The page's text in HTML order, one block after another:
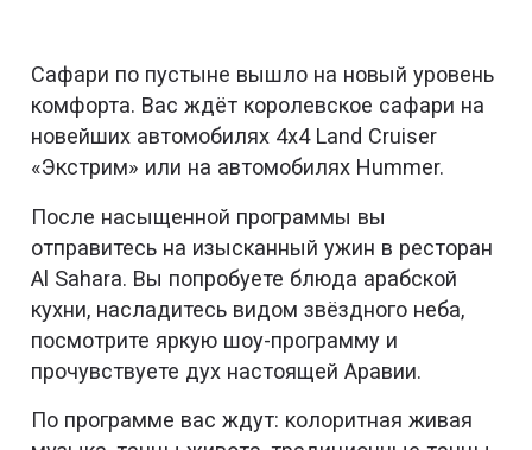
Сафари по пустыне вышло на новый уровень
комфорта. Вас ждёт королевское сафари на
новейших автомобилях 4x4 Land Cruiser
«Экстрим» или на автомобилях Hummer.
После насыщенной программы вы
отправитесь на изысканный ужин в ресторан
Al Sahara. Вы попробуете блюда арабской
кухни, насладитесь видом звёздного неба,
посмотрите яркую шоу-программу и
прочувствуете дух настоящей Аравии.
По программе вас ждут: колоритная живая